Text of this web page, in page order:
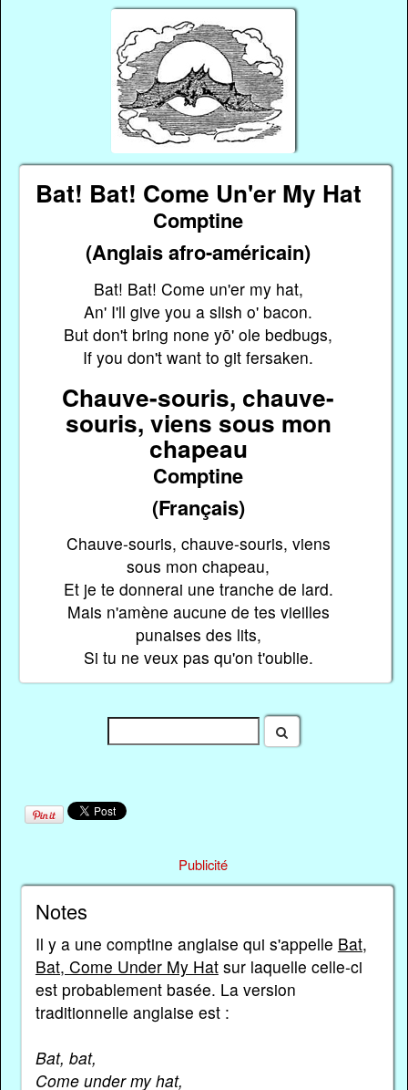
Bat! Bat! Come Un'er My Hat
Comptine
(Anglais afro-américain)
Bat! Bat! Come un'er my hat,
An' I'll give you a slish o' bacon.
But don't bring none yō' ole bedbugs,
If you don't want to git fersaken.
Chauve-souris, chauve-
souris, viens sous mon
chapeau
Comptine
(Français)
Chauve-souris, chauve-souris, viens
sous mon chapeau,
Et je te donnerai une tranche de lard.
Mais n'amène aucune de tes vieilles
punaises des lits,
Si tu ne veux pas qu'on t'oublie.
Publicité
Notes
Il y a une comptine anglaise qui s'appelle Bat,
Bat, Come Under My Hatsur laquelle celle-ci
est probablement basée. La version
traditionnelle anglaise est :
Bat, bat,
Come under my hat,